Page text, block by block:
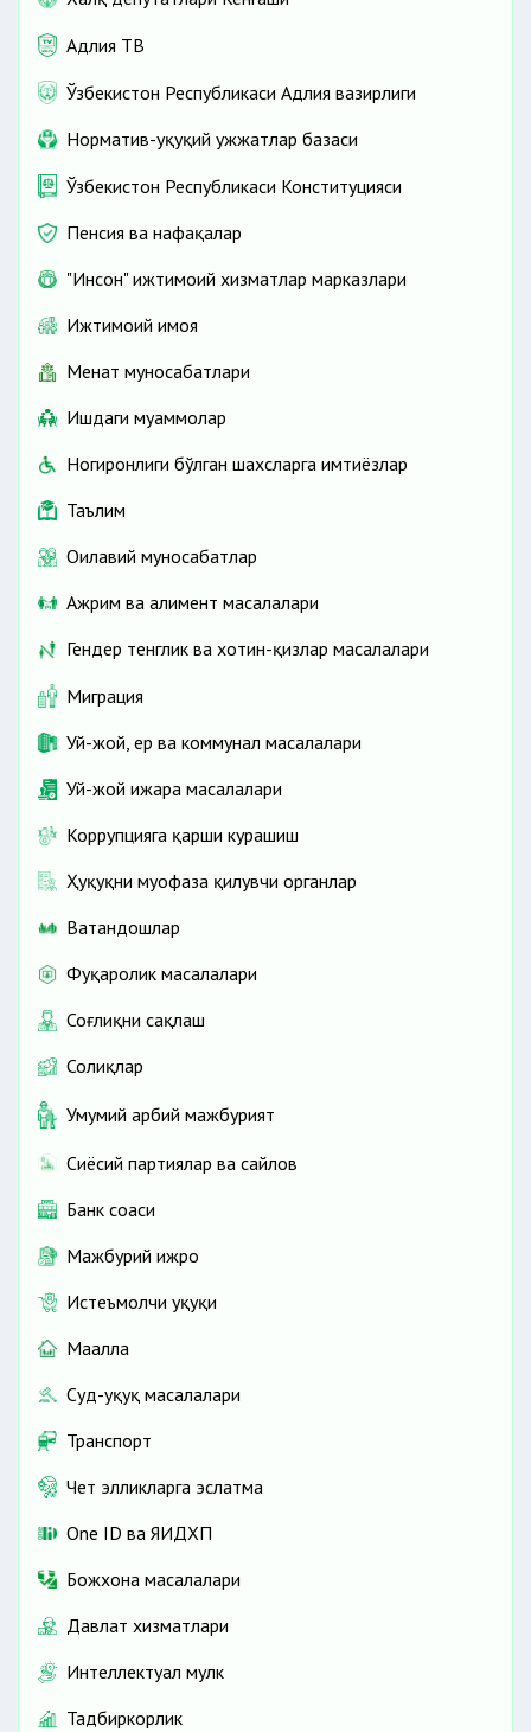
Адлия ТВ
Ўзбекистон Республикаси Адлия вазирлиги
Норматив-ҳуқуқий ҳужжатлар базаси
Ўзбекистон Республикаси Конституцияси
Пенсия ва нафақалар
"Инсон" ижтимоий хизматлар марказлари
Ижтимоий ҳимоя
Меҳнат муносабатлари
Ишдаги муаммолар
Ногиронлиги бўлган шахсларга имтиёзлар
Таълим
Оилавий муносабатлар
Ажрим ва алимент масалалари
Гендер тенглик ва хотин-қизлар масалалари
Миграция
Уй-жой, ер ва коммунал масалалари
Уй-жой ижара масалалари
Коррупцияга қарши курашиш
Ҳуқуқни муҳофаза қилувчи органлар
Ватандошлар
Фуқаролик масалалари
Соғлиқни сақлаш
Солиқлар
Умумий ҳарбий мажбурият
Сиёсий партиялар ва сайлов
Банк соҳаси
Мажбурий ижро
Истеъмолчи ҳуқуқи
Маҳалла
Суд-ҳуқуқ масалалари
Транспорт
Чет элликларга эслатма
One ID ва ЯИДХП
Божхона масалалари
Давлат хизматлари
Интеллектуал мулк
Тадбиркорлик